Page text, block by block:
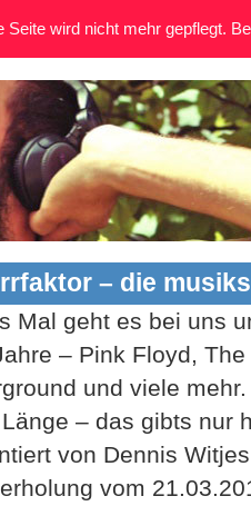
– die
Mal geht es bei uns
– Pink Floyd,
und viele
– das gibts nur
von Dennis
vom
Seite wird nicht mehr gepflegt.